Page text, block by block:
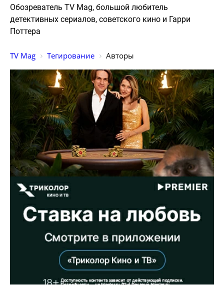
Обозреватель TV Mag, большой любитель
детективных сериалов, советского кино и Гарри
Поттера
TV Mag Тегирование Авторы